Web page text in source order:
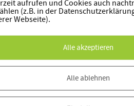
aufrufen und Cookies auch
(z.B. in der
Webseite).
Alle akzeptieren
Alle ablehnen